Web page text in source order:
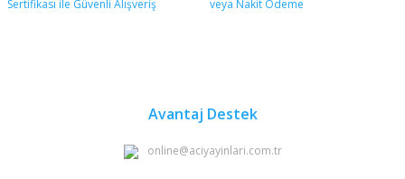
Ürün açıklamasında eksik bilgiler bulunuyor.
Avantaj Destek
online@aciyayinlari.com.tr